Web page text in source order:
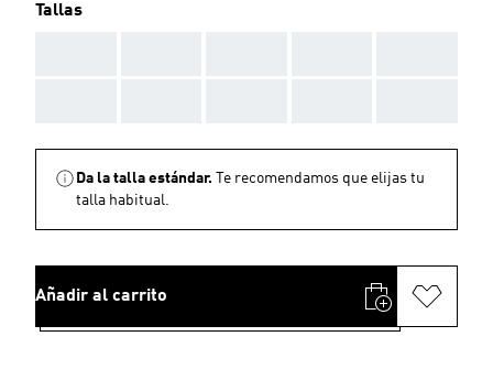
Tallas
Da la talla estándar.
Te recomendamos que elijas tu
talla habitual.
Añadir al carrito